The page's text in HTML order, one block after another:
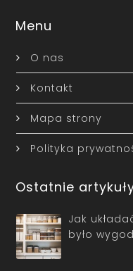
Menu
O nas
Kontakt
Mapa strony
Polityka
Ostatnie
Jak
było